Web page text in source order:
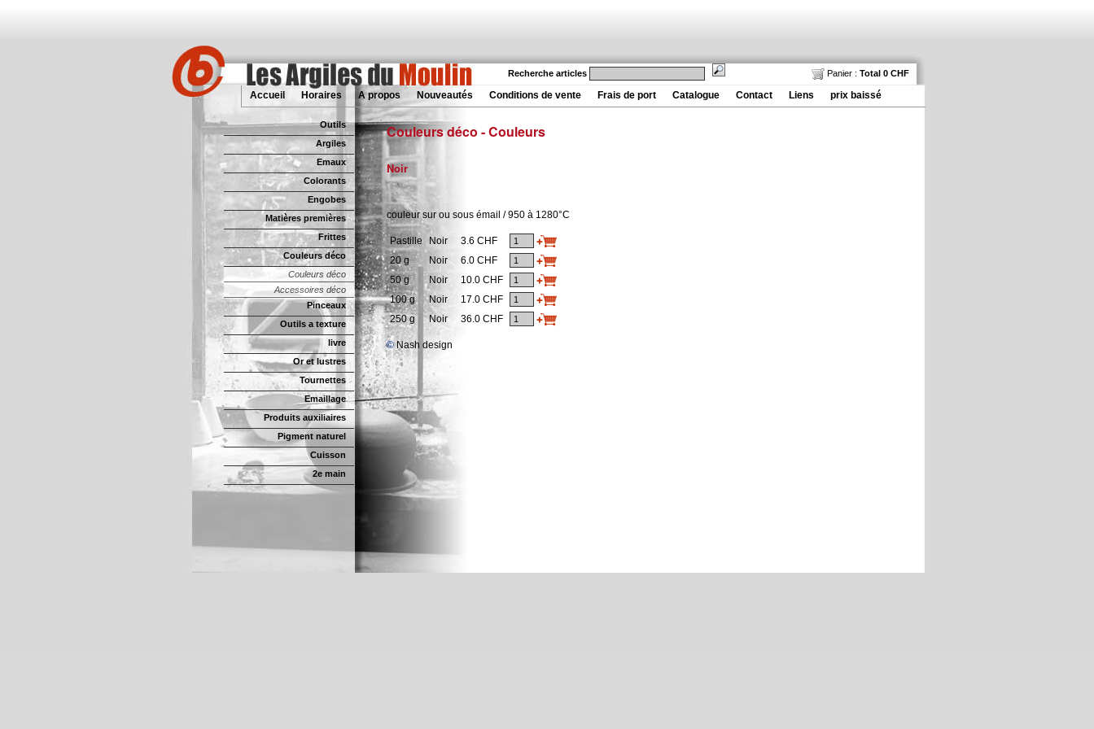
Accueil Horaires A propos Nouveautés Conditions de vente Frais de port Catalogue Contact Liens prix baissé
Recherche articles Panier : Total 0 CHF
Outils
Argiles
Emaux
Colorants
Engobes
Matières premières
Frittes
Couleurs déco
Couleurs déco
Accessoires déco
Pinceaux
Outils a texture
livre
Or et lustres
Tournettes
Emaillage
Produits auxiliaires
Pigment naturel
Cuisson
2e main
Couleurs déco - Couleurs
Noir
couleur sur ou sous émail / 950 à 1280°C
Pastille Noir
3.6 CHF
20 g
Noir
6.0 CHF
50 g
Noir
10.0 CHF
100 g
Noir
17.0 CHF
250 g
Noir 36.0 CHF
©Nash design